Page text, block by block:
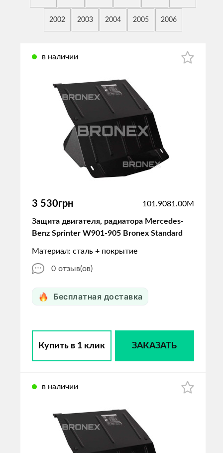
2002 2003 2004 2005 2006
в наличии
3 530грн 101.9081.00M
Защита двигателя, радиатора Mercedes-
Benz Sprinter W901-905 Bronex Standard
Материал: сталь + покрытие
0 отзыв(ов)
Бесплатная доставка
Купить в 1 клик ЗАКАЗАТЬ
в наличии